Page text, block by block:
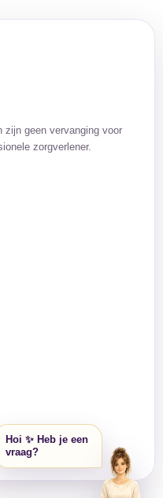
zijn geen vervanging voor
zorgverlener.
Hoi ✨ Heb je een
vraag?